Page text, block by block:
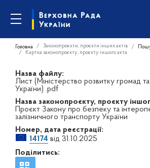
Головна Законопроєкти, проєкти інших актів
Картка законопроєкту, проєкту іншого акта
Назва файлу:
Лист (Міністерство розвитку громад
України) .pdf
Назва законопроєкту, проєкту
Проєкт Закону про безпеку та
залізничного транспорту України
Номер, дата реєстрації:
14174 від 31.10.2025
Поділитись: